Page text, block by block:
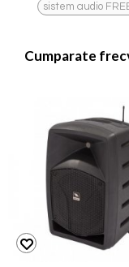
sistem audio
Cumparate